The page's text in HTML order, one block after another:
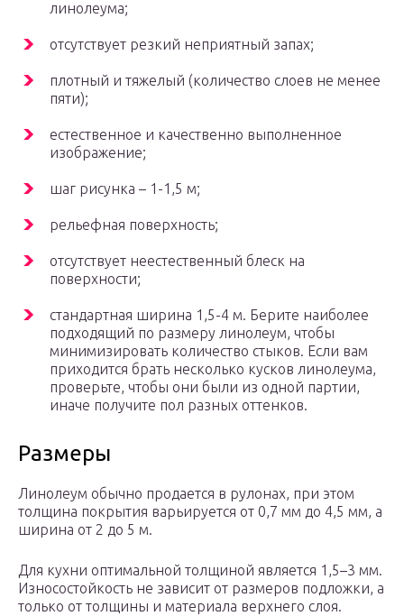
линолеума;
отсутствует резкий неприятный запах;
плотный и тяжелый (количество слоев не менее
пяти);
естественное и качественно выполненное
изображение;
шаг рисунка – 1-1,5 м;
рельефная поверхность;
отсутствует неестественный блеск на
поверхности;
стандартная ширина 1,5-4 м. Берите наиболее
подходящий по размеру линолеум, чтобы
минимизировать количество стыков. Если вам
приходится брать несколько кусков линолеума,
проверьте, чтобы они были из одной партии,
иначе получите пол разных оттенков.
Размеры
Линолеум обычно продается в рулонах, при этом
толщина покрытия варьируется от 0,7 мм до 4,5 мм, а
ширина от 2 до 5 м.
Для кухни оптимальной толщиной является 1,5–3 мм.
Износостойкость не зависит от размеров подложки, а
только от толщины и материала верхнего слоя.